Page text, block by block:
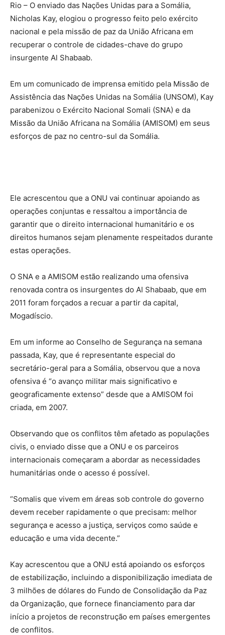
Rio – O enviado das Nações Unidas para a Somália,
Nicholas Kay, elogiou o progresso feito pelo exército
nacional e pela missão de paz da União Africana em
recuperar o controle de cidades-chave do grupo
insurgente Al Shabaab.
Em um comunicado de imprensa emitido pela Missão de
Assistência das Nações Unidas na Somália (UNSOM), Kay
parabenizou o Exército Nacional Somali (SNA) e da
Missão da União Africana na Somália (AMISOM) em seus
esforços de paz no centro-sul da Somália.
Ele acrescentou que a ONU vai continuar apoiando as
operações conjuntas e ressaltou a importância de
garantir que o direito internacional humanitário e os
direitos humanos sejam plenamente respeitados durante
estas operações.
O SNA e a AMISOM estão realizando uma ofensiva
renovada contra os insurgentes do Al Shabaab, que em
2011 foram forçados a recuar a partir da capital,
Mogadíscio.
Em um informe ao Conselho de Segurança na semana
passada, Kay, que é representante especial do
secretário-geral para a Somália, observou que a nova
ofensiva é “o avanço militar mais significativo e
geograficamente extenso” desde que a AMISOM foi
criada, em 2007.
Observando que os conflitos têm afetado as populações
civis, o enviado disse que a ONU e os parceiros
internacionais começaram a abordar as necessidades
humanitárias onde o acesso é possível.
“Somalis que vivem em áreas sob controle do governo
devem receber rapidamente o que precisam: melhor
segurança e acesso a justiça, serviços como saúde e
educação e uma vida decente.”
Kay acrescentou que a ONU está apoiando os esforços
de estabilização, incluindo a disponibilização imediata de
3 milhões de dólares do Fundo de Consolidação da Paz
da Organização, que fornece financiamento para dar
início a projetos de reconstrução em países emergentes
de conflitos.